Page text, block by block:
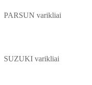
PARSUN varikliai
SUZUKI varikliai